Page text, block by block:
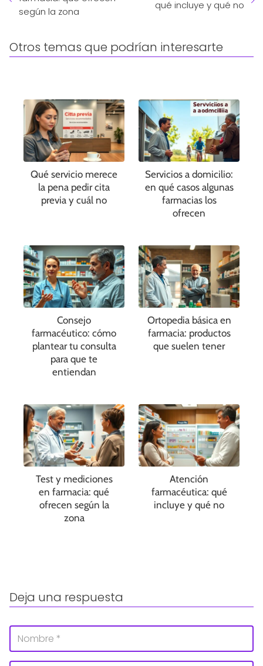
según la zona
qué incluye y qué no
Otros temas que podrían interesarte
Qué servicio merece
la pena pedir cita
previa y cuál no
Servicios a domicilio:
en qué casos algunas
farmacias los
ofrecen
Consejo
farmacéutico: cómo
plantear tu consulta
para que te
entiendan
Ortopedia básica en
farmacia: productos
que suelen tener
Test y mediciones
en farmacia: qué
ofrecen según la
zona
Atención
farmacéutica: qué
incluye y qué no
Deja una respuesta